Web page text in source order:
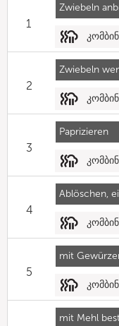
Zwiebeln
1
Zwiebeln
2
Paprizieren
3
Ablöschen,
4
mit
5
mit Mehl